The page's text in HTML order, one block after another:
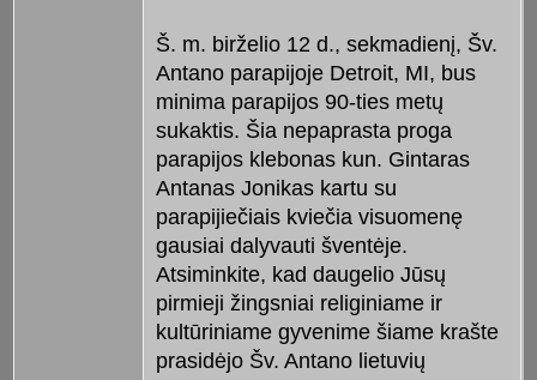
Š. m. birželio 12 d., sekmadienį, Šv.
Antano parapijoje Detroit, MI, bus
minima parapijos 90-ties metų
sukaktis. Šia nepaprasta proga
parapijos klebonas kun. Gintaras
Antanas Jonikas kartu su
parapijiečiais kviečia visuomenę
gausiai dalyvauti šventėje.
Atsiminkite, kad daugelio Jūsų
pirmieji žingsniai religiniame ir
kultūriniame gyvenime šiame krašte
prasidėjo Šv. Antano lietuvių